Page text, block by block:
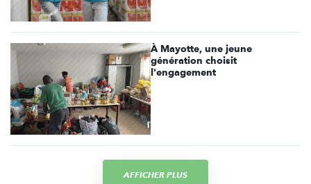
À Mayotte, une jeune
génération choisit
l'engagement
AFFICHER PLUS